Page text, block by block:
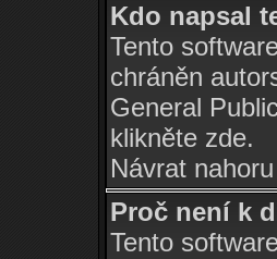
Kdo napsal
Tento
chráněn
General
klikněte zde.
Návrat nahoru
Proč není k
Tento